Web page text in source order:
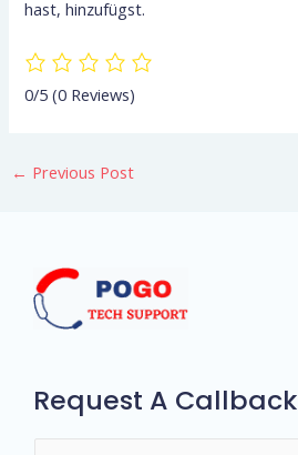
hast, hinzufügst.
0/5(0 Reviews)
← Previous Post
Request A Callback